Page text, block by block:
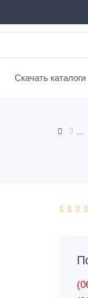
Скачать каталоги